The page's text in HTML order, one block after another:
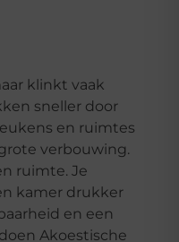
klinkt vaak
sneller door
en ruimtes
verbouwing.
ruimte. Je
kamer drukker
en een
Akoestische